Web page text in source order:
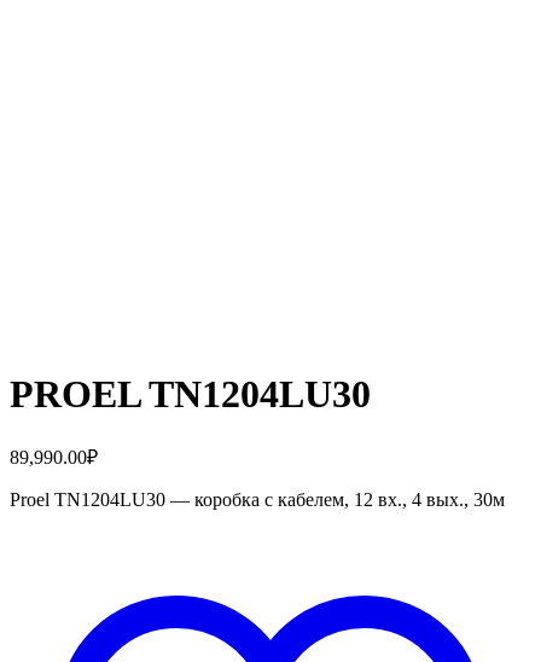
PROEL TN1204LU30
89,990.00₽
Proel TN1204LU30 — коробка с кабелем, 12 вх., 4 вых., 30м